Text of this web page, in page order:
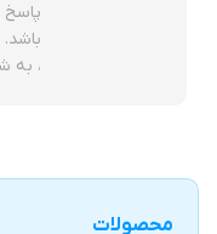
، به
محصولات